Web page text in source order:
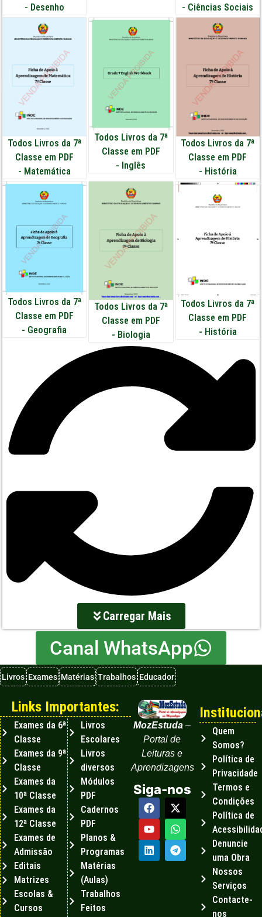
- Desenho
- Ciências Sociais
Todos Livros da 7ª
Classe em PDF
- Matemática
Todos Livros da 7ª
Classe em PDF
- Inglês
Todos Livros da 7ª
Classe em PDF
- História
Todos Livros da 7ª
Classe em PDF
- Geografia
Todos Livros da 7ª
Classe em PDF
- Biologia
Todos Livros da 7ª
Classe em PDF
- História
Carregar Mais
Canal WhatsApp
Livros Exames Matérias Trabalhos Educador
MozEstuda –
Portal de
Leituras e
Aprendizagens
Siga-nos
Quem
Somos?
Política de
Privacidade
Termos e
Condições
Política de
Denuncie
uma Obra
Nossos
Serviços
Contacte-
nos
Links Importantes:
Exames da 6ª
Classe
Exames da 9ª
Classe
Exames da
10ª Classe
Exames da
12ª Classe
Exames de
Admissão
Editais
Matrizes
Escolas &
Cursos
Livros
Escolares
Livros
diversos
Módulos
PDF
Cadernos
PDF
Planos &
Programas
Matérias
(Aulas)
Trabalhos
Feitos